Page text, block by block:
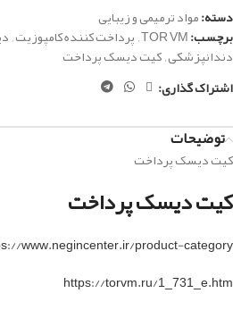
دسته:مواد ترمیمی و زیبایی
برچسب:TOR VM
,پرداخت کننده کامپوزیت,
دندانپزشکی,کیت دیسک پرداخت
اشتراک گذاری:
توضیحات
کیت دیسک پرداخت
کیت دیسک پرداخت
www.negincenter.ir/product-category
https://torvm.ru/1_731_e.htm